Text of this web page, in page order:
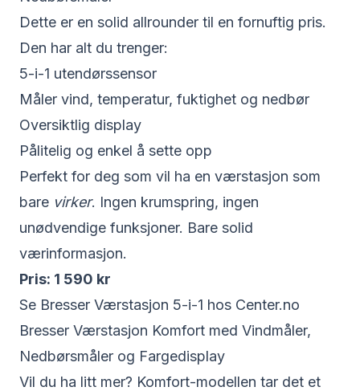
Dette er en solid allrounder til en fornuftig pris.
Den har alt du trenger:
5-i-1 utendørssensor
Måler vind, temperatur, fuktighet og nedbør
Oversiktlig display
Pålitelig og enkel å sette opp
Perfekt for deg som vil ha en værstasjon som
bare virker. Ingen krumspring, ingen
unødvendige funksjoner. Bare solid
værinformasjon.
Pris: 1 590 kr
Se Bresser Værstasjon 5-i-1 hos Center.no
Bresser Værstasjon Komfort med Vindmåler,
Nedbørsmåler og Fargedisplay
Vil du ha litt mer? Komfort-modellen tar det et